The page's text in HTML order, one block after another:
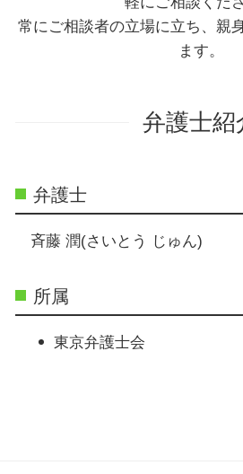
常にご相談者の立場に立ち、親
ます。
弁護士紹
弁護士
斉藤 潤(さいとう じゅん)
所属
東京弁護士会